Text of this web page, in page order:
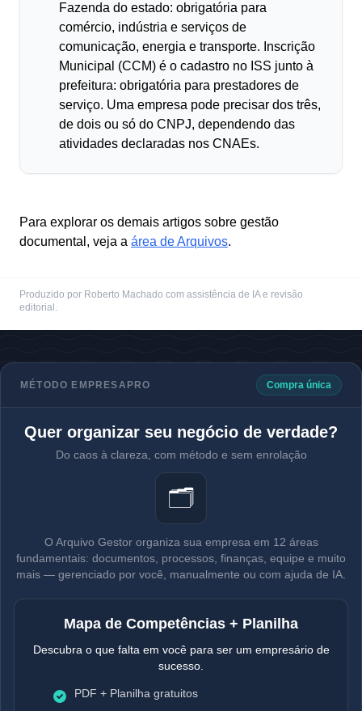
Fazenda do estado: obrigatória para
comércio, indústria e serviços de
comunicação, energia e transporte. Inscrição
Municipal (CCM) é o cadastro no ISS junto à
prefeitura: obrigatória para prestadores de
serviço. Uma empresa pode precisar dos três,
de dois ou só do CNPJ, dependendo das
atividades declaradas nos CNAEs.
Para explorar os demais artigos sobre gestão
documental, veja a área de Arquivos.
Produzido por Roberto Machado com assistência de IA e revisão
editorial.
MÉTODO EMPRESAPRO Compra única
Quer organizar seu negócio de verdade?
Do caos à clareza, com método e sem enrolação
🗂️
O Arquivo Gestor organiza sua empresa em 12 áreas
fundamentais: documentos, processos, finanças, equipe e muito
mais — gerenciado por você, manualmente ou com ajuda de IA.
Mapa de Competências + Planilha
Descubra o que falta em você para ser um empresário de
sucesso.
PDF + Planilha gratuitos